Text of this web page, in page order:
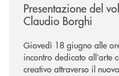
Presentazione del
Claudio Borghi
Giovedì 18 giugno alle
incontro dedicato all’arte
creativo attraverso il